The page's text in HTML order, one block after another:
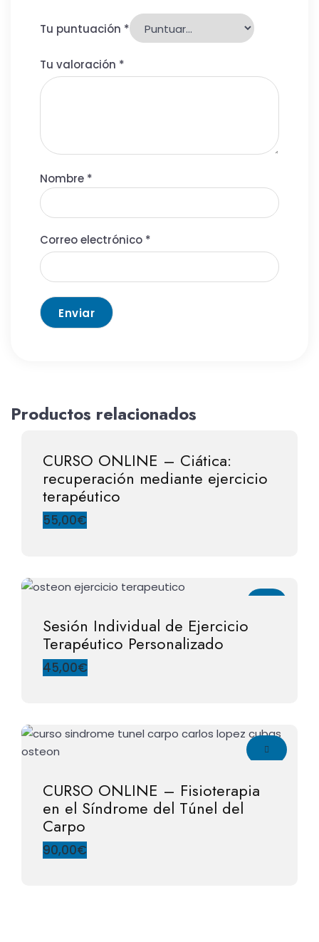
Tu puntuación *
Tu valoración *
Nombre *
Correo electrónico *
Productos relacionados
CURSO ONLINE – Ciática:
recuperación mediante ejercicio
terapéutico
55,00€
Sesión Individual de Ejercicio
Terapéutico Personalizado
45,00€
CURSO ONLINE – Fisioterapia
en el Síndrome del Túnel del
Carpo
90,00€